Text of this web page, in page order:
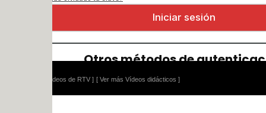
[ Ver más Vídeos didácticos ]